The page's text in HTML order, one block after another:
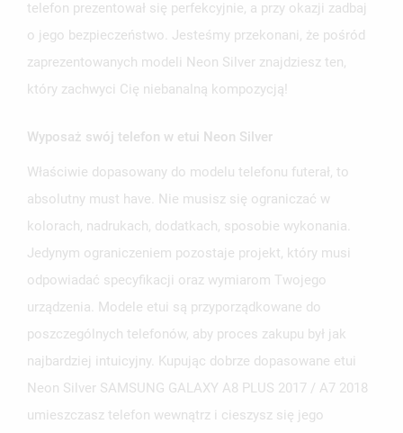
telefon prezentował się perfekcyjnie, a przy okazji zadbaj
o jego bezpieczeństwo. Jesteśmy przekonani, że pośród
zaprezentowanych modeli Neon Silver znajdziesz ten,
który zachwyci Cię niebanalną kompozycją!
Wyposaż swój telefon w etui Neon Silver
Właściwie dopasowany do modelu telefonu futerał, to
absolutny must have. Nie musisz się ograniczać w
kolorach, nadrukach, dodatkach, sposobie wykonania.
Jedynym ograniczeniem pozostaje projekt, który musi
odpowiadać specyfikacji oraz wymiarom Twojego
urządzenia. Modele etui są przyporządkowane do
poszczególnych telefonów, aby proces zakupu był jak
najbardziej intuicyjny. Kupując dobrze dopasowane etui
Neon Silver SAMSUNG GALAXY A8 PLUS 2017 / A7 2018
umieszczasz telefon wewnątrz i cieszysz się jego
MOJE LISTY ŻYCZEŃ
add_circle_outline UTWÓRZ NOWĄ LISTĘ
UTWÓRZ LISTĘ ŻYCZEŃ
NAZWA LISTY ŻYCZEŃ
ANULUJ UTWÓRZ LISTĘ ŻYCZEŃ
ZALOGUJ SIĘ
MUSISZ BYĆ ZALOGOWANY BY ZAPISAĆ PRODUKTY NA
SWOJEJ LIŚCIE ŻYCZEŃ.
ANULUJ ZALOGUJ SIĘ